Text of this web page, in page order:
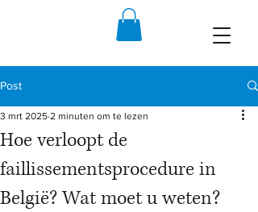
Post
Hoe verloopt de
faillissementsprocedure in
België? Wat moet u weten?
3 mrt 2025 2 minuten om te lezen